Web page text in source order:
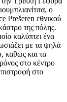
ο
Prešeren εθνικού
της πόλης.
καλύπτει ένα
με τα ψηλά
καθώς και τα
στο κέντρο
στο